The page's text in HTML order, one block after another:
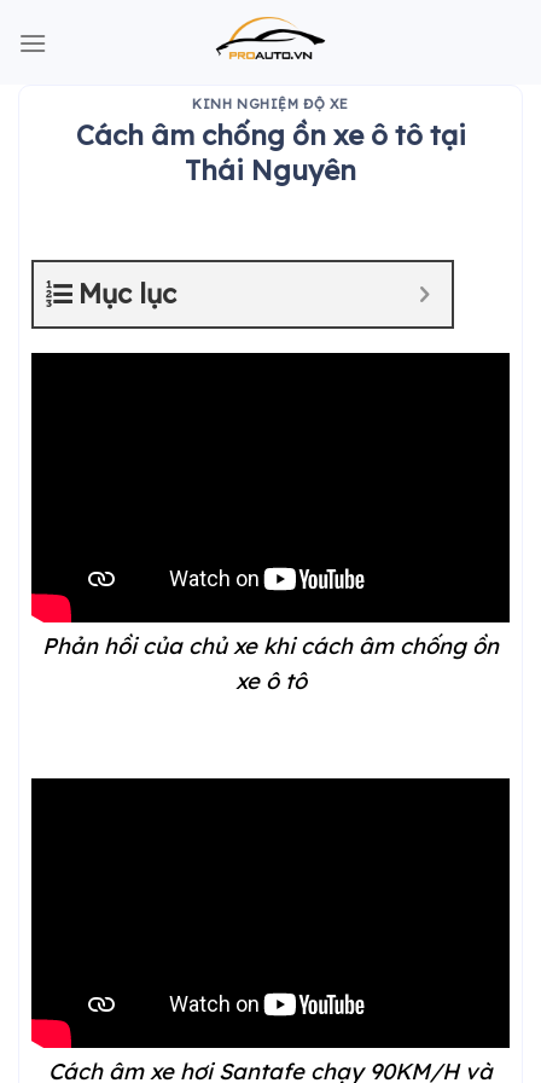
KINH NGHIỆM ĐỘ XE
Cách âm chống ồn xe ô tô tại
Thái Nguyên
Mục lục
Phản hồi của chủ xe khi cách âm chống ồn
xe ô tô
Cách âm xe hơi Santafe chạy 90KM/H và